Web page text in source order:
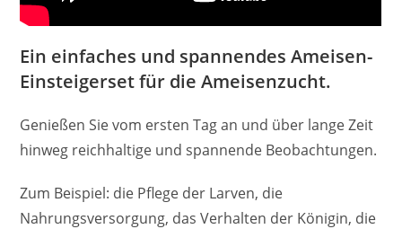
Ein einfaches und spannendes Ameisen-
Einsteigerset für die Ameisenzucht.
Genießen Sie vom ersten Tag an und über lange Zeit
hinweg reichhaltige und spannende Beobachtungen.
Zum Beispiel: die Pflege der Larven, die
Nahrungsversorgung, das Verhalten der Königin, die